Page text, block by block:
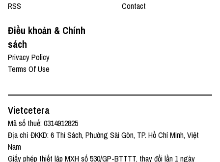
RSS
Contact
Điều khoản & Chính
sách
Privacy Policy
Terms Of Use
Vietcetera
Mã số thuế: 0314912825
Địa chỉ ĐKKD: 6 Thi Sách, Phường Sài Gòn, TP. Hồ Chí Minh, Việt
Nam
Giấy phép thiết lập MXH số 530/GP-BTTTT, thay đổi lần 1 ngày